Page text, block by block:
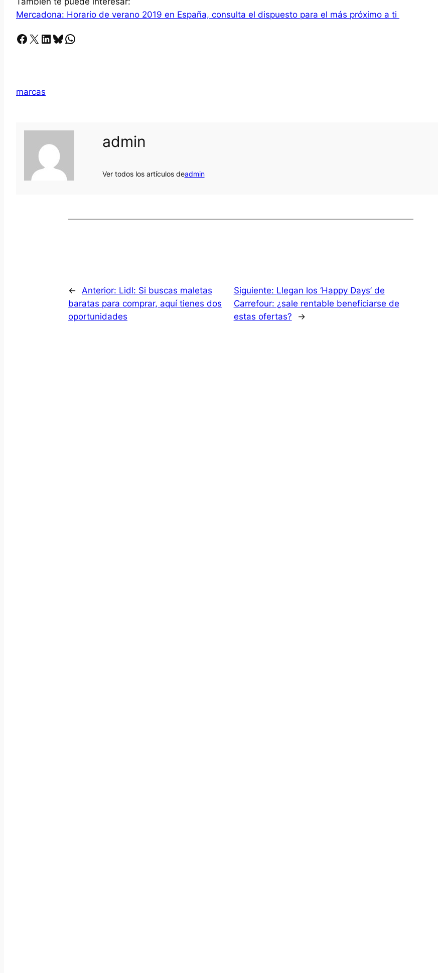
Mercadona: Horario de verano 2019 en España, consulta el dispuesto para el más próximo a ti
Facebook X LinkedIn Bluesky Whatsapp
marcas
admin
Ver todos los artículos deadmin
← Anterior: Lidl: Si buscas maletas
baratas para comprar, aquí tienes dos
oportunidades
Siguiente: Llegan los ‘Happy Days’ de
Carrefour: ¿sale rentable beneficiarse de
estas ofertas?
→